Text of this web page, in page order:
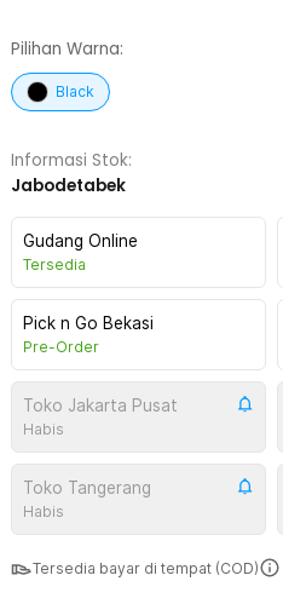
Pilihan Warna:
Black
Informasi Stok:
Jabodetabek
Gudang Online
Tersedia
Pick n Go Bekasi
Pre-Order
Toko Jakarta Pusat
Habis
Toko Tangerang
Habis
Tersedia bayar di tempat (COD)